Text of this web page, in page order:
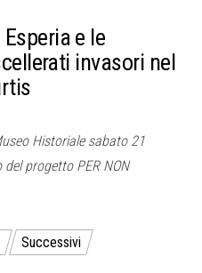
Esperia e le
invasori nel
Historiale sabato 21
progetto PER NON
Successivi